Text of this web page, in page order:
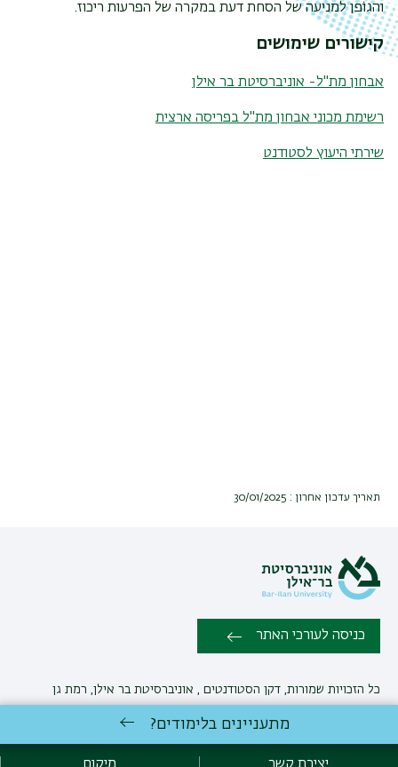
והגוֹפן למניעה של הסחת דעת במקרה של הפרעות ריכוז.
קישורים שימושים
אבחון מת"ל- אוניברסיטת בר אילן
רשימת מכוני אבחון מת"ל בפריסה ארצית
שירתי היעוץ לסטודנט
תאריך עדכון אחרון : 30/01/2025
כניסה לעורכי האתר
כל הזכויות שמורות, דקן הסטודנטים , אוניברסיטת בר אילן, רמת גן
אגף תקשוב, אוניברסיטת בר-אילן
מתעניינים בלימודים?